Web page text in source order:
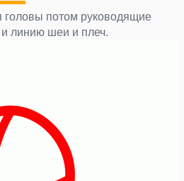
головы потом руководящие
линию шеи и плеч.